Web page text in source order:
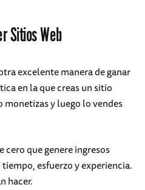
Sitios Web
excelente manera de ganar
en la que creas un sitio
monetizas y luego lo vendes
que genere ingresos
esfuerzo y experiencia.
hacer.